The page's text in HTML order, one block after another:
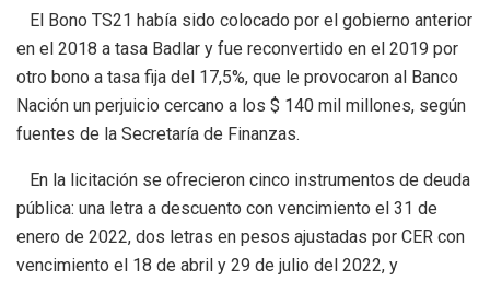
El Bono TS21 había sido colocado por el gobierno anterior
en el 2018 a tasa Badlar y fue reconvertido en el 2019 por
otro bono a tasa fija del 17,5%, que le provocaron al Banco
Nación un perjuicio cercano a los $ 140 mil millones, según
fuentes de la Secretaría de Finanzas.
En la licitación se ofrecieron cinco instrumentos de deuda
pública: una letra a descuento con vencimiento el 31 de
enero de 2022, dos letras en pesos ajustadas por CER con
vencimiento el 18 de abril y 29 de julio del 2022, y